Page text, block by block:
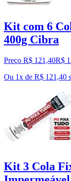
Kit com 6
400g Cibra
Preço R$ 121,40R$
Ou 1x de R$ 121,40
Kit 3 Cola